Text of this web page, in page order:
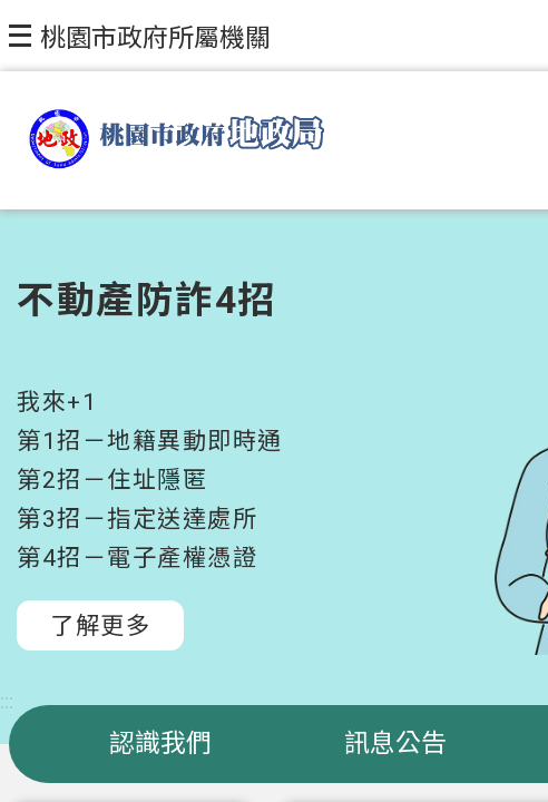
跳到主要內容區塊
桃園市政府所屬機關
不動產防詐4招
我來+1
第1招－地籍異動即時通
第2招－住址隱匿
第3招－指定送達處所
第4招－電子產權憑證
了解更多
:::
認識我們 訊息公告